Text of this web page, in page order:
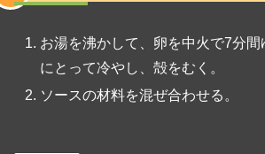
お湯を沸かして、卵を中火で7分
にとって冷やし、殻をむく。
ソースの材料を混ぜ合わせる。